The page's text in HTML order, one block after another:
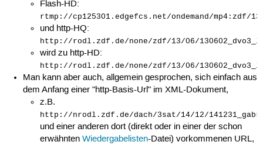
Flash-HD:
rtmp://cp125301.edgefcs.net/ondemand/mp4:zdf/
und http-HQ:
http://rodl.zdf.de/none/zdf/13/06/
wird zu http-HD:
http://rodl.zdf.de/none/zdf/13/06/
Man kann aber auch, allgemein gesprochen, sich einfach aus
dem Anfang einer "http-Basis-Url" im XML-Dokument,
z.B.
http://nrodl.zdf.de/dach/3sat/14/12/
und einer anderen dort (direkt oder in einer der schon
erwähntenWiedergabelisten-Datei) vorkommenen URL,